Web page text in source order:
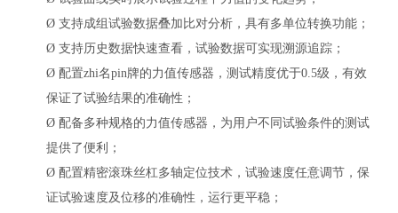
Ø 支持成组试验数据叠加比对分析，具有多单位转换功能；
Ø 支持历史数据快速查看，试验数据可实现溯源追踪；
Ø 配置zhi名pin牌的力值传感器，测试精度优于0.5级，有效
保证了试验结果的准确性；
Ø 配备多种规格的力值传感器，为用户不同试验条件的测试
提供了便利；
Ø 配置精密滚珠丝杠多轴定位技术，试验速度任意调节，保
证试验速度及位移的准确性，运行更平稳；